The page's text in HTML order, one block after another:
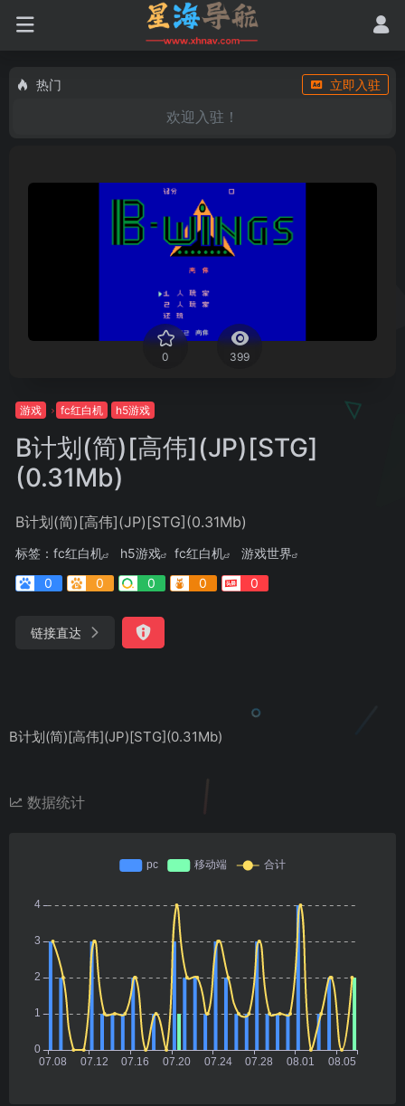
热门 立即入驻
欢迎入驻！
0 399
游戏 fc红白机 h5游戏
B计划(简)[高伟](JP)[STG]
(0.31Mb)
B计划(简)[高伟](JP)[STG](0.31Mb)
标签： fc红白机 h5游戏 fc红白机
游戏世界
0
0 0 0 0
链接直达
B计划(简)[高伟](JP)[STG](0.31Mb)
数据统计